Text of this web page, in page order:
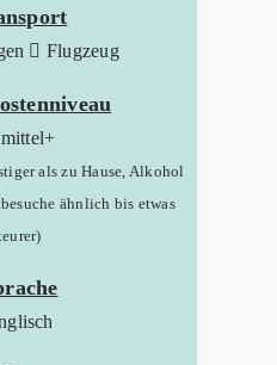
Flugzeug
mittel+
als zu Hause, Alkohol
ähnlich bis etwas